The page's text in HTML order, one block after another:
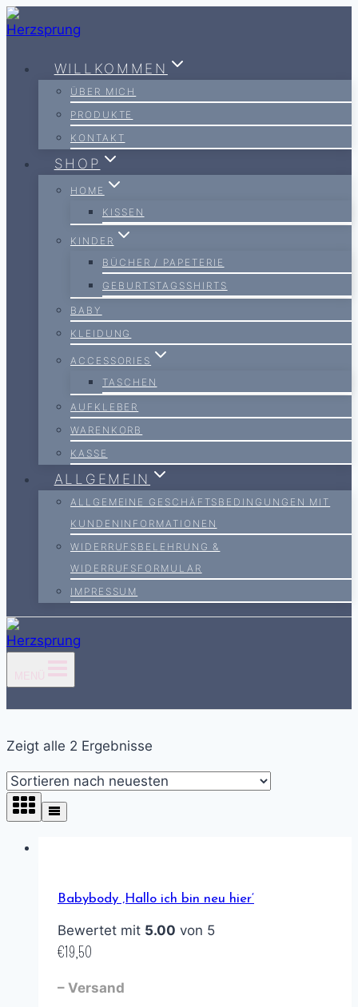
Zum
Inhalt
springen
WILLKOMMEN
ÜBER MICH
PRODUKTE
KONTAKT
SHOP
HOME
KISSEN
KINDER
BÜCHER / PAPETERIE
GEBURTSTAGSSHIRTS
BABY
KLEIDUNG
ACCESSORIES
TASCHEN
AUFKLEBER
WARENKORB
KASSE
ALLGEMEIN
ALLGEMEINE GESCHÄFTSBEDINGUNGEN MIT
KUNDENINFORMATIONEN
WIDERRUFSBELEHRUNG &
WIDERRUFSFORMULAR
IMPRESSUM
MENÜ
Zeigt alle 2 Ergebnisse
Babybody ‚Hallo ich bin neu hier‘
Bewertet mit 5.00 von 5
€19,50
– Versand